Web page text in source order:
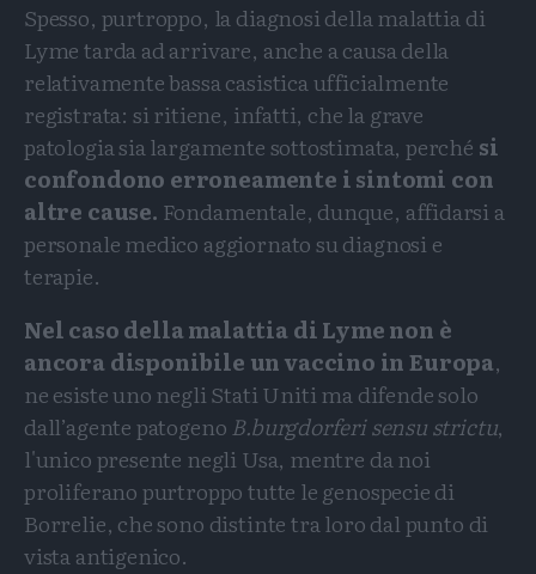
Spesso, purtroppo, la diagnosi della malattia di
Lyme tarda ad arrivare, anche a causa della
relativamente bassa casistica ufficialmente
registrata: si ritiene, infatti, che la grave
patologia sia largamente sottostimata, perché si
confondono erroneamente i sintomi con
altre cause. Fondamentale, dunque, affidarsi a
personale medico aggiornato su diagnosi e
terapie.
Nel caso della malattia di Lyme non è
ancora disponibile un vaccino in Europa,
ne esiste uno negli Stati Uniti ma difende solo
dall’agente patogenoB.burgdorferi sensu strictu,
l'unico presente negli Usa, mentre da noi
proliferano purtroppo tutte le genospecie di
Borrelie, che sono distinte tra loro dal punto di
vista antigenico.